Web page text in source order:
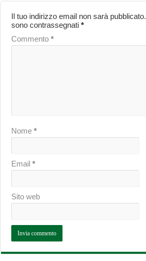
Il tuo indirizzo email non sarà pubblicato.
sono contrassegnati*
Commento*
Nome*
Email*
Sito web